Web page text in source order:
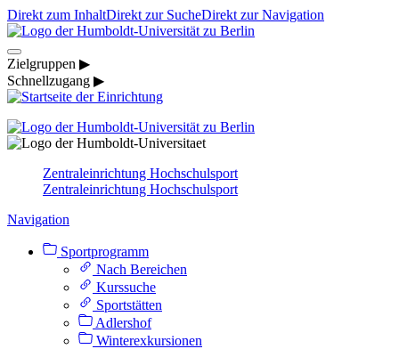
Direkt zum InhaltDirekt zur SucheDirekt zur Navigation
Zielgruppen ▶
Schnellzugang ▶
Zentraleinrichtung Hochschulsport
Zentraleinrichtung Hochschulsport
Navigation
Sportprogramm
Nach Bereichen
Kurssuche
Sportstätten
Adlershof
Winterexkursionen